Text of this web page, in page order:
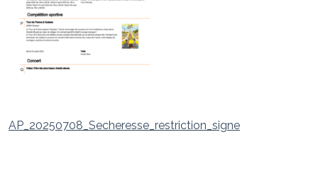
AP_20250708_Secheresse_restriction_signe